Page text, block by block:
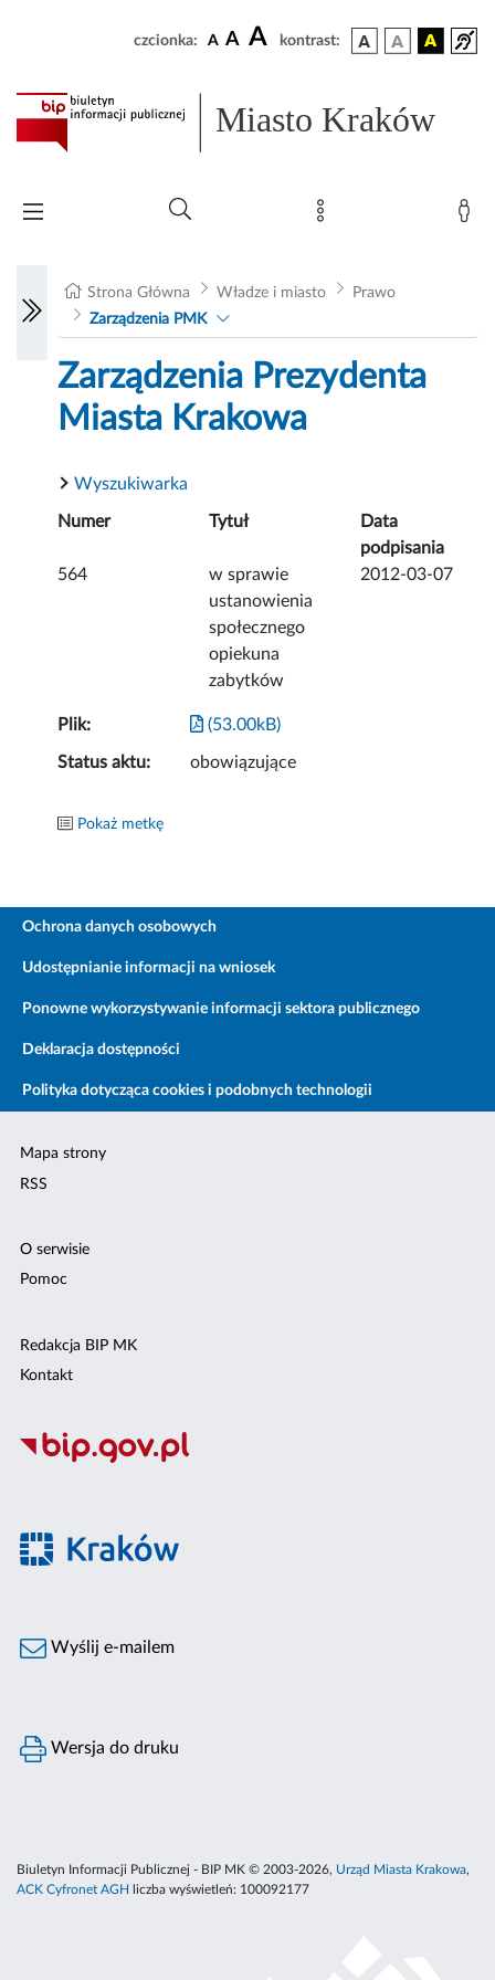
czcionka: A A A kontrast:
Miasto Kraków
Strona Główna Władze i miasto
Prawo
Zarządzenia PMK
Zarządzenia Prezydenta
Miasta Krakowa
Wyszukiwarka
Numer Tytuł
Data
podpisania
564
w sprawie
ustanowienia
społecznego
opiekuna
zabytków
2012-03-07
Plik: (53.00kB)
Status aktu: obowiązujące
Pokaż metkę
Ochrona danych osobowych
Udostępnianie informacji na wniosek
Ponowne wykorzystywanie informacji sektora publicznego
Deklaracja dostępności
Polityka dotycząca cookies i podobnych technologii
Mapa strony
RSS
O serwisie
Pomoc
Redakcja BIP MK
Kontakt
Wyślij e-mailem
Wersja do druku
Biuletyn Informacji Publicznej - BIP MK © 2003-2026, Urząd Miasta Krakowa,
ACK Cyfronet AGH
liczba wyświetleń: 100092177